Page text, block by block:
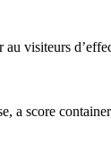
au visiteurs
a score